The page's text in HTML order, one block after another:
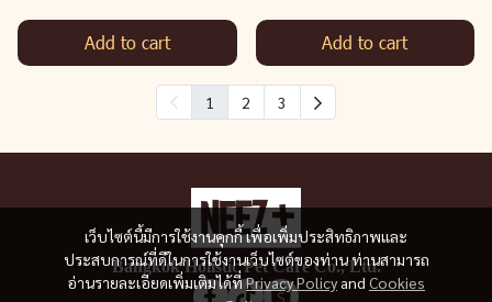
Add to cart Add to cart
1 2 3
เว็บไซต์นี้มีการใช้งานคุกกี้ เพื่อเพิ่มประสิทธิภาพและ
ประสบการณ์ที่ดีในการใช้งานเว็บไซต์ของท่าน ท่านสามารถ
อ่านรายละเอียดเพิ่มเติมได้ที่Privacy Policy and Cookies
Bangkok Holistic Pet Care Co., Ltd.